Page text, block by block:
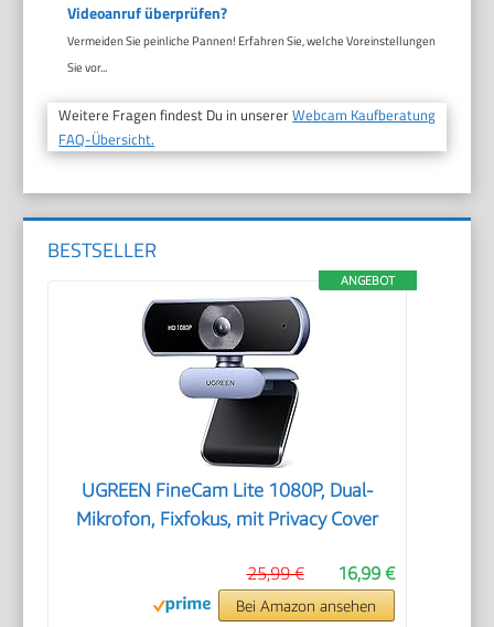
Videoanruf überprüfen?
Vermeiden Sie peinliche Pannen! Erfahren Sie, welche Voreinstellungen
Sie vor...
Weitere Fragen findest Du in unsererWebcam Kaufberatung
FAQ-Übersicht.
BESTSELLER
ANGEBOT
UGREEN FineCam Lite 1080P, Dual-
Mikrofon, Fixfokus, mit Privacy Cover
16,99 €
25,99 €
Bei Amazon ansehen